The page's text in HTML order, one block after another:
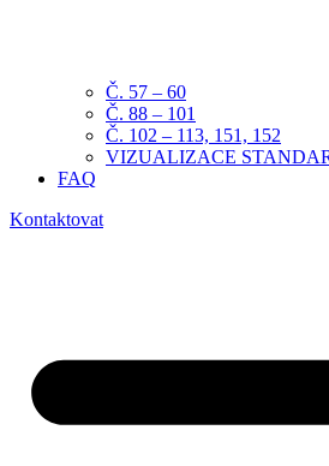
Č. 57 – 60
Č. 88 – 101
Č. 102 – 113, 151, 152
VIZUALIZACE
FAQ
Kontaktovat